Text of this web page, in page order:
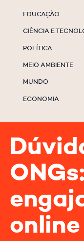
EDUCAÇÃO
CIÊNCIA E
POLÍTICA
MEIO AMBIENTE
MUNDO
ECONOMIA
ONGs:
online